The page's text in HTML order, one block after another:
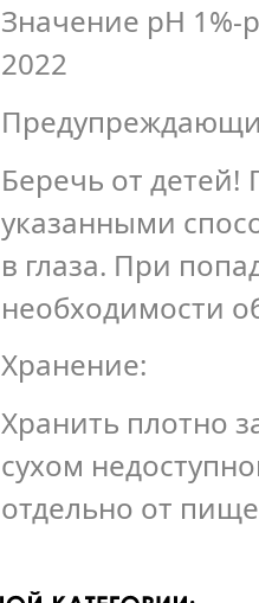
Значение pH 1%-
2022
Беречь от
указанными
в глаза. При
необходимости
Хранение:
Хранить плотно
сухом
отдельно от